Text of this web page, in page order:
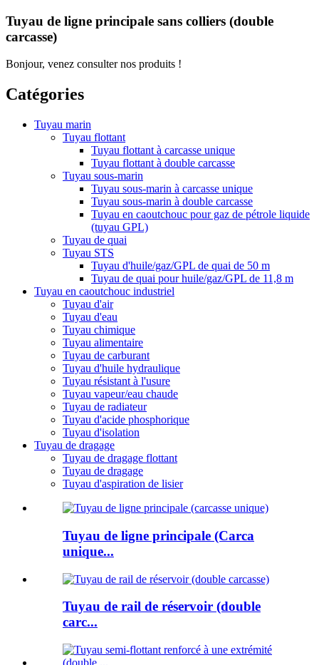
Tuyau de ligne principale sans colliers (double
carcasse)
Bonjour, venez consulter nos produits !
Catégories
Tuyau marin
Tuyau flottant
Tuyau flottant à carcasse unique
Tuyau flottant à double carcasse
Tuyau sous-marin
Tuyau sous-marin à carcasse unique
Tuyau sous-marin à double carcasse
Tuyau en caoutchouc pour gaz de pétrole liquide
(tuyau GPL)
Tuyau de quai
Tuyau STS
Tuyau d'huile/gaz/GPL de quai de 50 m
Tuyau de quai pour huile/gaz/GPL de 11,8 m
Tuyau en caoutchouc industriel
Tuyau d'air
Tuyau d'eau
Tuyau chimique
Tuyau alimentaire
Tuyau de carburant
Tuyau d'huile hydraulique
Tuyau résistant à l'usure
Tuyau vapeur/eau chaude
Tuyau de radiateur
Tuyau d'acide phosphorique
Tuyau d'isolation
Tuyau de dragage
Tuyau de dragage flottant
Tuyau de dragage
Tuyau d'aspiration de lisier
Tuyau de ligne principale (Carca
unique...
Tuyau de rail de réservoir (double
carc...